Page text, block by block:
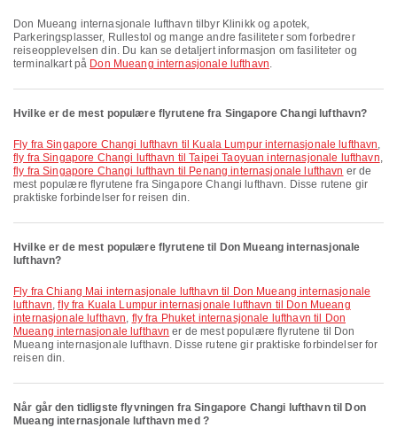
Don Mueang internasjonale lufthavn tilbyr Klinikk og apotek,
Parkeringsplasser, Rullestol og mange andre fasiliteter som forbedrer
reiseopplevelsen din. Du kan se detaljert informasjon om fasiliteter og
terminalkart på Don Mueang internasjonale lufthavn.
Hvilke er de mest populære flyrutene fra Singapore Changi lufthavn?
fly fra Singapore Changi lufthavn til Kuala Lumpur internasjonale lufthavn,
fly fra Singapore Changi lufthavn til Taipei Taoyuan internasjonale lufthavn,
fly fra Singapore Changi lufthavn til Penang internasjonale lufthavn er de
mest populære flyrutene fra Singapore Changi lufthavn. Disse rutene gir
praktiske forbindelser for reisen din.
Hvilke er de mest populære flyrutene til Don Mueang internasjonale
lufthavn?
fly fra Chiang Mai internasjonale lufthavn til Don Mueang internasjonale
lufthavn,fly fra Kuala Lumpur internasjonale lufthavn til Don Mueang
internasjonale lufthavn, fly fra Phuket internasjonale lufthavn til Don
Mueang internasjonale lufthavn er de mest populære flyrutene til Don
Mueang internasjonale lufthavn. Disse rutene gir praktiske forbindelser for
reisen din.
Når går den tidligste flyvningen fra Singapore Changi lufthavn til Don
Mueang internasjonale lufthavn med ?